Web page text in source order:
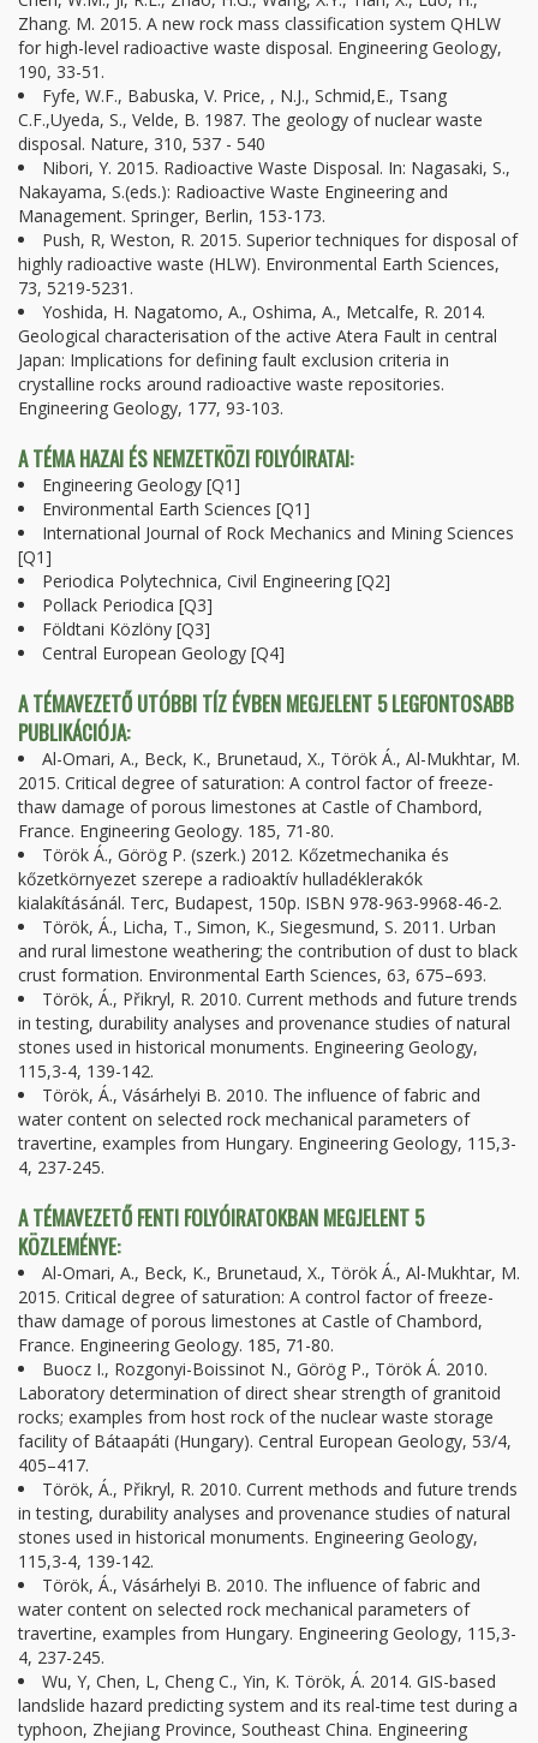
Zhang. M. 2015. A new rock mass classification system QHLW
for high-level radioactive waste disposal. Engineering Geology,
190, 33-51.
Fyfe, W.F., Babuska, V. Price, , N.J., Schmid,E., Tsang
C.F.,Uyeda, S., Velde, B. 1987. The geology of nuclear waste
disposal. Nature, 310, 537 - 540
Nibori, Y. 2015. Radioactive Waste Disposal. In: Nagasaki, S.,
Nakayama, S.(eds.): Radioactive Waste Engineering and
Management. Springer, Berlin, 153-173.
Push, R, Weston, R. 2015. Superior techniques for disposal of
highly radioactive waste (HLW). Environmental Earth Sciences,
73, 5219-5231.
Yoshida, H. Nagatomo, A., Oshima, A., Metcalfe, R. 2014.
Geological characterisation of the active Atera Fault in central
Japan: Implications for defining fault exclusion criteria in
crystalline rocks around radioactive waste repositories.
Engineering Geology, 177, 93-103.
A TÉMA HAZAI ÉS NEMZETKÖZI FOLYÓIRATAI:
Engineering Geology [Q1]
Environmental Earth Sciences [Q1]
International Journal of Rock Mechanics and Mining Sciences
[Q1]
Periodica Polytechnica, Civil Engineering [Q2]
Pollack Periodica [Q3]
Földtani Közlöny [Q3]
Central European Geology [Q4]
A TÉMAVEZETŐ UTÓBBI TÍZ ÉVBEN MEGJELENT 5 LEGFONTOSABB
PUBLIKÁCIÓJA:
Al-Omari, A., Beck, K., Brunetaud, X., Török Á., Al-Mukhtar, M.
2015. Critical degree of saturation: A control factor of freeze-
thaw damage of porous limestones at Castle of Chambord,
France. Engineering Geology. 185, 71-80.
Török Á., Görög P. (szerk.) 2012. Kőzetmechanika és
kőzetkörnyezet szerepe a radioaktív hulladéklerakók
kialakításánál. Terc, Budapest, 150p. ISBN 978-963-9968-46-2.
Török, Á., Licha, T., Simon, K., Siegesmund, S. 2011. Urban
and rural limestone weathering; the contribution of dust to black
crust formation. Environmental Earth Sciences, 63, 675–693.
Török, Á., Přikryl, R. 2010. Current methods and future trends
in testing, durability analyses and provenance studies of natural
stones used in historical monuments. Engineering Geology,
115,3-4, 139-142.
Török, Á., Vásárhelyi B. 2010. The influence of fabric and
water content on selected rock mechanical parameters of
travertine, examples from Hungary. Engineering Geology, 115,3-
4, 237-245.
A TÉMAVEZETŐ FENTI FOLYÓIRATOKBAN MEGJELENT 5
KÖZLEMÉNYE:
Al-Omari, A., Beck, K., Brunetaud, X., Török Á., Al-Mukhtar, M.
2015. Critical degree of saturation: A control factor of freeze-
thaw damage of porous limestones at Castle of Chambord,
France. Engineering Geology. 185, 71-80.
Buocz I., Rozgonyi-Boissinot N., Görög P., Török Á. 2010.
Laboratory determination of direct shear strength of granitoid
rocks; examples from host rock of the nuclear waste storage
facility of Bátaapáti (Hungary). Central European Geology, 53/4,
405–417.
Török, Á., Přikryl, R. 2010. Current methods and future trends
in testing, durability analyses and provenance studies of natural
stones used in historical monuments. Engineering Geology,
115,3-4, 139-142.
Török, Á., Vásárhelyi B. 2010. The influence of fabric and
water content on selected rock mechanical parameters of
travertine, examples from Hungary. Engineering Geology, 115,3-
4, 237-245.
Wu, Y, Chen, L, Cheng C., Yin, K. Török, Á. 2014. GIS-based
landslide hazard predicting system and its real-time test during a
typhoon, Zhejiang Province, Southeast China. Engineering